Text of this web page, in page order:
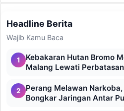
Headline Berita
Wajib Kamu Baca
1
Kebakaran Hutan Bromo
Malang Lewati
2
Perang Melawan
Bongkar Jaringan Antar